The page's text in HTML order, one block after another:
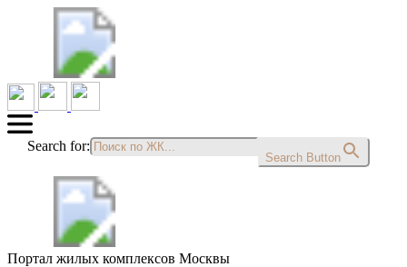
Search for:
Search Button
Портал жилых комплексов Москвы